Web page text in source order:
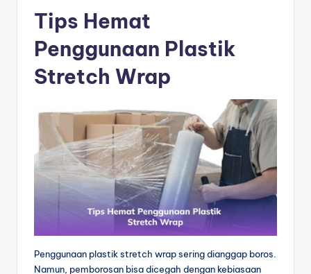
Tips Hemat
Penggunaan Plastik
Stretch Wrap
Penggunaan plastik stretch wrap sering dianggap boros.
Namun, pemborosan bisa dicegah dengan kebiasaan